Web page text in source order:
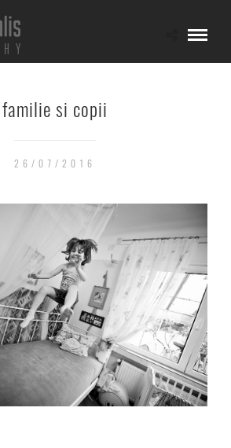
familie si copii
26/07/2016